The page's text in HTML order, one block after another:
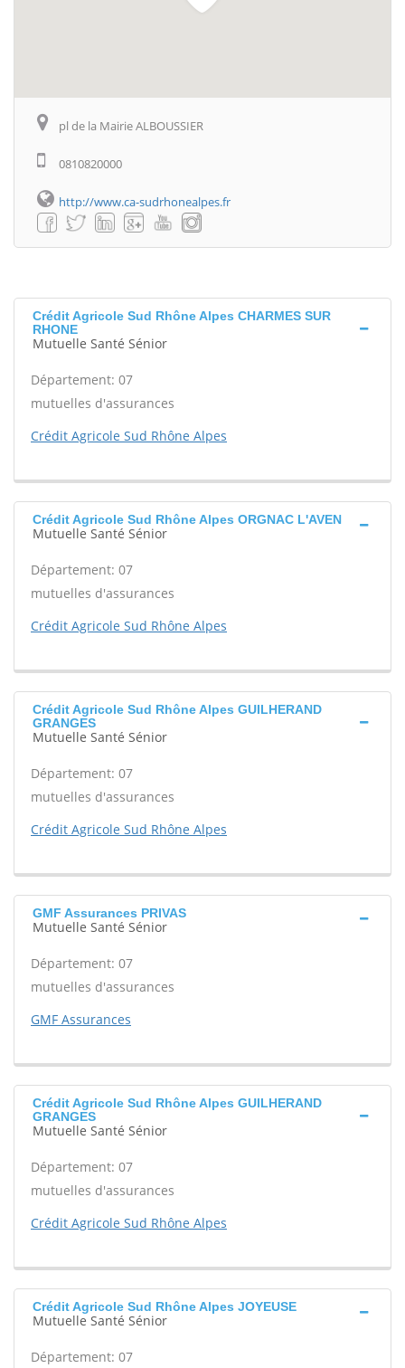
pl de la Mairie ALBOUSSIER
0810820000
http://www.ca-sudrhonealpes.fr
Crédit Agricole Sud Rhône Alpes CHARMES SUR
RHONE
Mutuelle Santé Sénior
Département: 07
mutuelles d'assurances
Crédit Agricole Sud Rhône Alpes
Crédit Agricole Sud Rhône Alpes ORGNAC L'AVEN
Mutuelle Santé Sénior
Département: 07
mutuelles d'assurances
Crédit Agricole Sud Rhône Alpes
Crédit Agricole Sud Rhône Alpes GUILHERAND
GRANGES
Mutuelle Santé Sénior
Département: 07
mutuelles d'assurances
Crédit Agricole Sud Rhône Alpes
GMF Assurances PRIVAS
Mutuelle Santé Sénior
Département: 07
mutuelles d'assurances
GMF Assurances
Crédit Agricole Sud Rhône Alpes GUILHERAND
GRANGES
Mutuelle Santé Sénior
Département: 07
mutuelles d'assurances
Crédit Agricole Sud Rhône Alpes
Crédit Agricole Sud Rhône Alpes JOYEUSE
Mutuelle Santé Sénior
Département: 07